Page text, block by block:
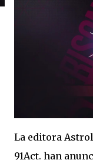
La editora
91Act. han